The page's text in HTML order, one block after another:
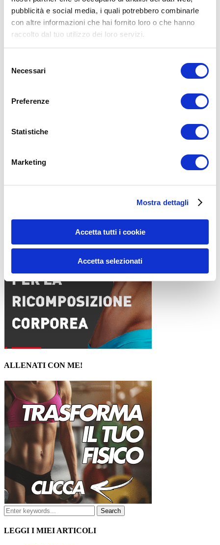
pubblicità e social media, i quali potrebbero combinarle
con altre informazioni che hai fornito loro o che hanno
raccolto dal tuo utilizzo dei loro servizi.
delNecessari
Preferenze
Statistiche
Marketing
Mostra dettagli
Accetta tutti i cookie
Accetta selezionati
Allenamento
dorso
schiena trazioni
ADD COMMENT
Nome*
ALLENATI CON ME!
LEGGI I MIEI ARTICOLI